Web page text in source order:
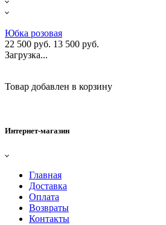
Юбка розовая
22 500 руб. 13 500 руб.
Загрузка...
Товар добавлен в корзину
Интернет-магазин
Главная
Доставка
Оплата
Возвраты
Контакты